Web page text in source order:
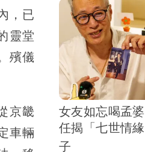
，已
靈堂
殯儀
京畿
車輛
神全新美照，只見
新品，以小露蠻腰
Prep美式校園風格
樣，預計將再度引
女友如忘喝孟
任揭「七世情
子